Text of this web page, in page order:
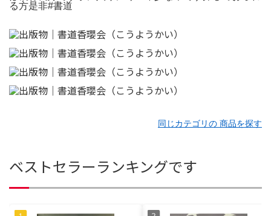
る方是非#書道
同じカテゴリの 商品を探す
ベストセラーランキングです